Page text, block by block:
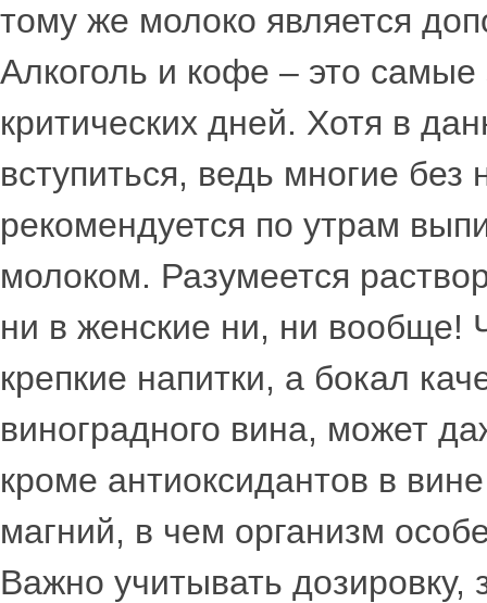
тому же молоко является
Алкоголь и кофе – это
критических дней. Хотя в
вступиться, ведь многие без
рекомендуется по утрам
молоком. Разумеется
ни в женские ни, ни вообще!
крепкие напитки, а бокал
виноградного вина, может
кроме антиоксидантов в
магний, в чем организм
Важно учитывать